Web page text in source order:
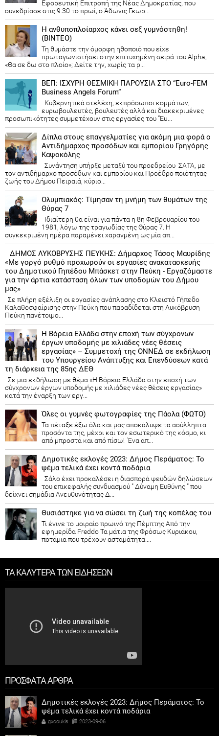
Εφορευτική Επιτροπή της Νέας Δημοκρατίας, που
συνεδρίασε στις 9.30 το πρωί, ο Άδωνις Γεωρ...
Η ανθυποπλοίαρχος κάνει σεξ γυμνόστηθη!
(ΒΙΝΤΕΟ)
Τη θυμάστε την όμορφη ηθοποιό που είχε
πρωταγωνιστήσει στην επιτυχημένη σειρά του Alpha,
«Θα σε δω στο πλοίο»; Δείτε την, χωρίς τα ρ...
ΒΕΠ: ΙΣΧΥΡΗ ΘΕΣΜΙΚΗ ΠΑΡΟΥΣΙΑ ΣΤΟ “Euro-FEM
Business Angels Forum”
Κυβερνητικά στελέχη, εκπρόσωποι κομμάτων,
ευρωβουλευτές, βουλευτές αλλά και διακεκριμένες
προσωπικότητες συμμετέχουν στις εργασίες του “Eu...
Δίπλα στους επαγγελματίες για ακόμη μια φορά ο
Αντιδήμαρχος προσόδων και εμπορίου Γρηγόρης
Καψοκόλης
Συνάντηση υπήρξε μεταξύ του προεδρείου ΣΑΤΑ, με
τον αντιδήμαρχο προσόδων και εμπορίου και Προέδρο ποιότητας
ζωής του Δήμου Πειραιά, κύριο...
Ολυμπιακός: Τίμησαν τη μνήμη των θυμάτων της
Θύρας 7
Ιδιαίτερη θα είναι για πάντα η 8η Φεβρουαρίου του
1981, λόγω της τραγωδίας της Θύρας 7. Η
συγκεκριμένη ημέρα παραμένει χαραγμένη ως μία απ...
ΔΗΜΟΣ ΛΥΚΟΒΡΥΣΗΣ ΠΕΥΚΗΣ: Δήμαρχος Τάσος Μαυρίδης
«Με γοργό ρυθμό προχωρούν οι εργασίες ανακατασκευής
του Δημοτικού Γηπέδου Μπάσκετ στην Πεύκη - Εργαζόμαστε
για την άρτια κατάσταση όλων των υποδομών του Δήμου
μας»
Σε πλήρη εξέλιξη οι εργασίες ανάπλασης στο Κλειστό Γήπεδο
Καλαθοσφαίρισης στην Πεύκη που παραδίδεται στη Λυκόβρυση
Πεύκη πανέτοιμο...
Η Βόρεια Ελλάδα στην εποχή των σύγχρονων
έργων υποδομής με χιλιάδες νέες θέσεις
εργασίας» – Συμμετοχή της ΟΝΝΕΔ σε εκδήλωση
του Υπουργείου Ανάπτυξης και Επενδύσεων κατά
τη διάρκεια της 85ης ΔΕΘ
Σε μια εκδήλωση με θέμα «Η Βόρεια Ελλάδα στην εποχή των
σύγχρονων έργων υποδομής με χιλιάδες νέες θέσεις εργασίας»
κατά την έναρξη των εργ...
Όλες οι γυμνές φωτογραφίες της Πάολα (ΦΩΤΟ)
Τα πέταξε έξω όλα και μας αποκάλυψε τα ασύλληπτα
προσόντα της, μέχρι και τον εσωτερικό της κόσμο, κι
από μπροστά και από πίσω! Ένα απ...
Δημοτικές εκλογές 2023: Δήμος Περάματος: Το
ψέμα τελικά έχει κοντά ποδάρια
Σάλο έχει προκαλέσει η διασπορά ψευδών δηλώσεων
του επικεφαλής συνδυασμού " Δύναμη Ευθύνης " που
δείχνει σημάδια Ανευθυνότητας Δ...
Θυσιάστηκε για να σώσει τη ζωή της κοπέλας του
Τι έγινε το μοιραίο πρωινό της Πέμπτης Από την
εφημερίδα Freddo Τα μάτια της Φρόσως Κυριάκου,
ποτάμια που τρέχουν ασταμάτητα....
ΤΑ ΚΑΛΥΤΕΡΑ ΤΩΝ ΕΙΔΗΣΕΩΝ
ΠΡΟΣΦΑΤΑ ΑΡΘΡΑ
Δημοτικές εκλογές 2023: Δήμος Περάματος: Το
ψέμα τελικά έχει κοντά ποδάρια
gxcoukis 2023-09-06